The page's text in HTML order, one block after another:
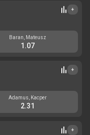
+
Baran, Mateusz
1.07
+
Adamus, Kacper
2.31
+